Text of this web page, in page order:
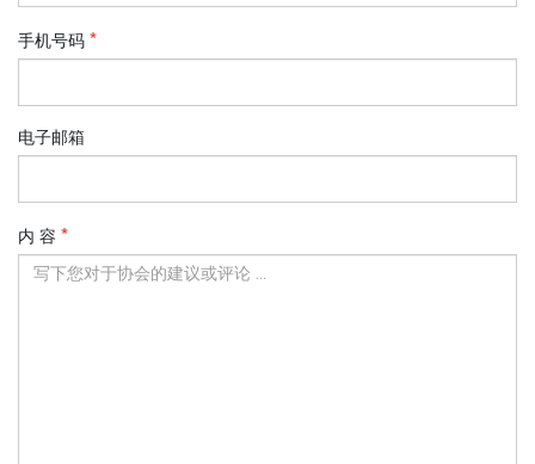
手机号码
电子邮箱
内 容